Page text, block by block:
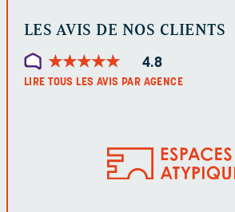
LES AVIS DE NOS CLIENTS
★★★★★
★★★★★ 4.8
LIRE TOUS LES AVIS PAR AGENCE